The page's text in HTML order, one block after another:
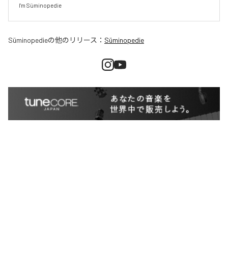
I'm Süminopedie
Süminopedieの他のリリース： Süminopedie